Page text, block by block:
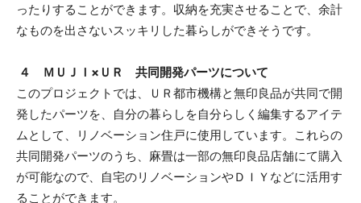
ったりすることができます。収納を充実させることで、余計
なものを出さないスッキリした暮らしができそうです。
４ ＭＵＪＩ×ＵＲ 共同開発パーツについて
このプロジェクトでは、ＵＲ都市機構と無印良品が共同で開
発したパーツを、自分の暮らしを自分らしく編集するアイテ
ムとして、リノベーション住戸に使用しています。これらの
共同開発パーツのうち、麻畳は一部の無印良品店舗にて購入
が可能なので、自宅のリノベーションやＤＩＹなどに活用す
ることができます。